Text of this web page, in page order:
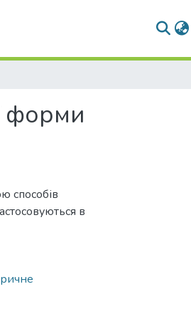
форми
способів
в